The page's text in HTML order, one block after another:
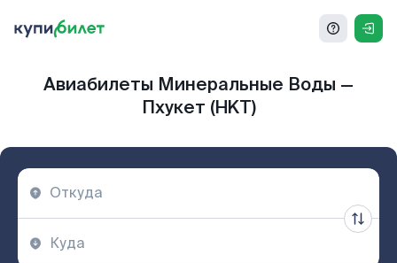
Авиабилеты Минеральные Воды —
Пхукет (HKT)